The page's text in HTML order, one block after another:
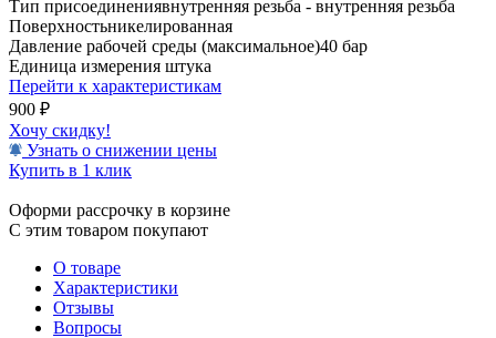
Тип присоединениявнутренняя резьба - внутренняя резьба
Поверхностьникелированная
Давление рабочей среды (максимальное)40 бар
Единица измерения штука
Перейти к характеристикам
900 ₽
Хочу скидку!
Узнать о снижении цены
Купить в 1 клик
Оформи рассрочку в корзине
С этим товаром покупают
О товаре
Характеристики
Отзывы
Вопросы